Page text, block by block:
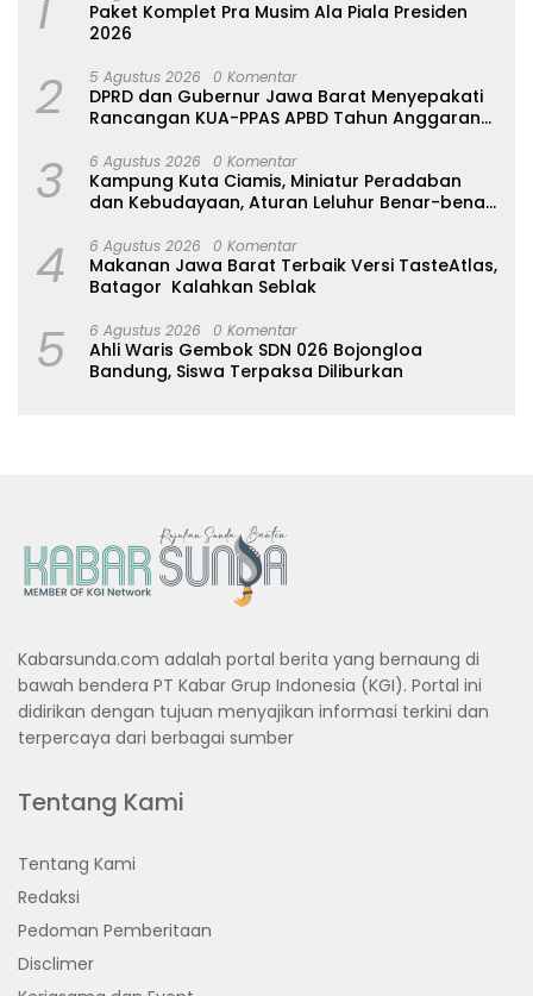
Paket Komplet Pra Musim Ala Piala Presiden
2026
2 5 Agustus 2026 0 Komentar
DPRD dan Gubernur Jawa Barat Menyepakati
Rancangan KUA-PPAS APBD Tahun Anggaran
3 6 Agustus 2026 0 Komentar
Kampung Kuta Ciamis, Miniatur Peradaban
dan Kebudayaan, Aturan Leluhur Benar-benar
4 6 Agustus 2026 0 Komentar
Makanan Jawa Barat Terbaik Versi TasteAtlas,
Batagor Kalahkan Seblak
5 6 Agustus 2026 0 Komentar
Ahli Waris Gembok SDN 026 Bojongloa
Bandung, Siswa Terpaksa Diliburkan
Kabarsunda.com adalah portal berita yang bernaung di
bawah bendera PT Kabar Grup Indonesia (KGI). Portal ini
didirikan dengan tujuan menyajikan informasi terkini dan
terpercaya dari berbagai sumber
Tentang Kami
Tentang Kami
Redaksi
Pedoman Pemberitaan
Disclimer